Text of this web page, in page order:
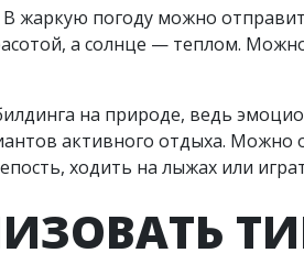
погоду можно
а солнце — теплом.
на природе, ведь
активного отдыха.
ходить на лыжах или